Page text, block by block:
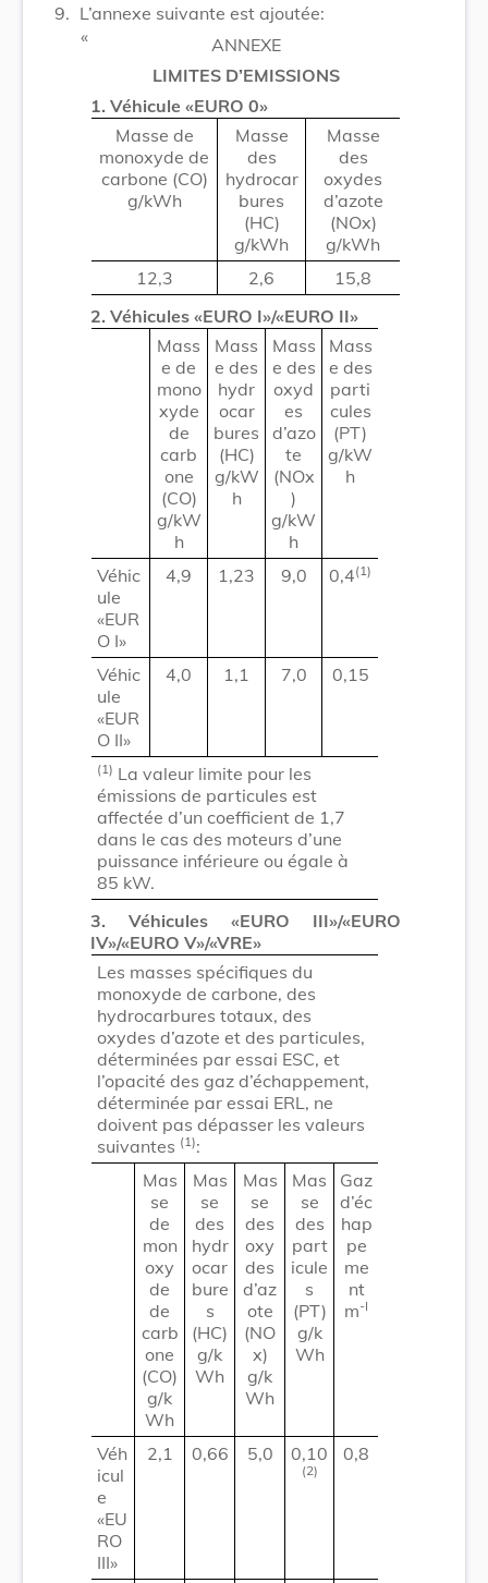
9. L’annexe suivante est ajoutée:
​ «
ANNEXE
LIMITES D’EMISSIONS
1. Véhicule «EURO 0»
Masse de
monoxyde de
carbone (CO)
g/kWh
Masse
des
hydrocar
bures
(HC)
g/kWh
Masse
des
oxydes
d’azote
(NOx)
g/kWh
12,3
2,6
15,8
2. Véhicules «EURO I»/«EURO II»
Mass
e de
mono
xyde
de
carb
one
(CO)
g/kW
h
Mass
e des
hydr
ocar
bures
(HC)
g/kW
h
Mass
e des
oxyd
es
d’azo
te
(NOx
)
g/kW
h
Mass
e des
parti
cules
(PT)
g/kW
h
Véhic
ule
«EUR
O I»
4,9 1,23 9,0 0,4(1)
Véhic
ule
«EUR
O II»
4,0 1,1 7,0 0,15
(1) La valeur limite pour les
émissions de particules est
affectée d’un coefficient de 1,7
dans le cas des moteurs d’une
puissance inférieure ou égale à
85 kW.
3. Véhicules «EURO III»/«EURO
IV»/«EURO V»/«VRE»
Les masses spécifiques du
monoxyde de carbone, des
hydrocarbures totaux, des
oxydes d’azote et des particules,
déterminées par essai ESC, et
l’opacité des gaz d’échappement,
déterminée par essai ERL, ne
doivent pas dépasser les valeurs
suivantes (1):
Mas
se
de
mon
oxy
de
de
carb
one
(CO)
g/k
Wh
Mas
se
des
hydr
ocar
bure
s
(HC)
g/k
Wh
Mas
se
des
oxy
des
d’az
ote
(NO
x)
g/k
Wh
Mas
se
des
part
icule
s
(PT)
g/k
Wh
Gaz
d’éc
hap
pe
me
nt
m-I
Véh
icul
e
«EU
RO
III»
2,1 0,66 5,0 0,10
(2)
0,8